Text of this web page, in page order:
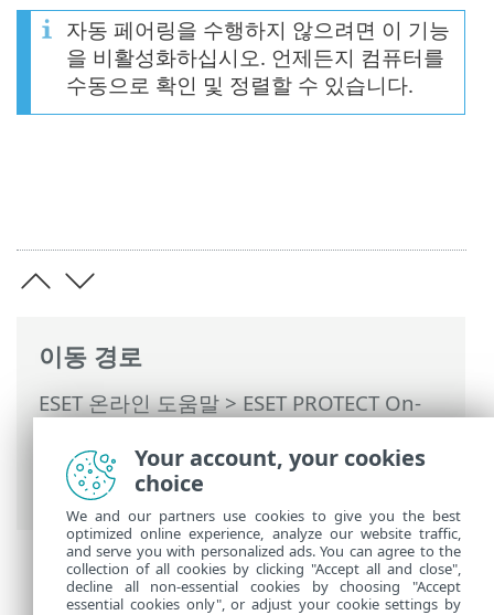
이동 경로
ESET 온라인 도움말>ESET PROTECT On-
ESET PROTECT On-Prem 기본 메뉴> 자세
히 >설정 > 검색된 컴퓨터 자동 페어링
자동 페어링을 수행하지 않으려면 이 기능
을 비활성화하십시오. 언제든지 컴퓨터를
수동으로 확인 및 정렬할 수 있습니다.
Your account, your cookies
choice
We and our partners use cookies to give you the best
optimized online experience, analyze our website traffic,
and serve you with personalized ads. You can agree to the
collection of all cookies by clicking "Accept all and close",
decline all non-essential cookies by choosing "Accept
essential cookies only", or adjust your cookie settings by